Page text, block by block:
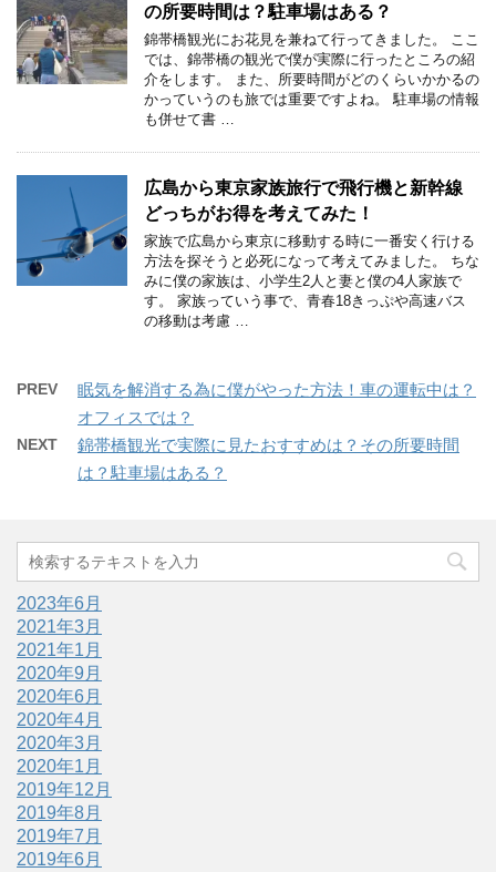
の所要時間は？駐車場はある？
錦帯橋観光にお花見を兼ねて行ってきました。 ここ
では、錦帯橋の観光で僕が実際に行ったところの紹
介をします。 また、所要時間がどのくらいかかるの
かっていうのも旅では重要ですよね。 駐車場の情報
も併せて書 …
広島から東京家族旅行で飛行機と新幹線
どっちがお得を考えてみた！
家族で広島から東京に移動する時に一番安く行ける
方法を探そうと必死になって考えてみました。 ちな
みに僕の家族は、小学生2人と妻と僕の4人家族で
す。 家族っていう事で、青春18きっぷや高速バス
の移動は考慮 …
PREV
眠気を解消する為に僕がやった方法！車の運転中は？
オフィスでは？
NEXT
錦帯橋観光で実際に見たおすすめは？その所要時間
は？駐車場はある？
2023年6月
2021年3月
2021年1月
2020年9月
2020年6月
2020年4月
2020年3月
2020年1月
2019年12月
2019年8月
2019年7月
2019年6月